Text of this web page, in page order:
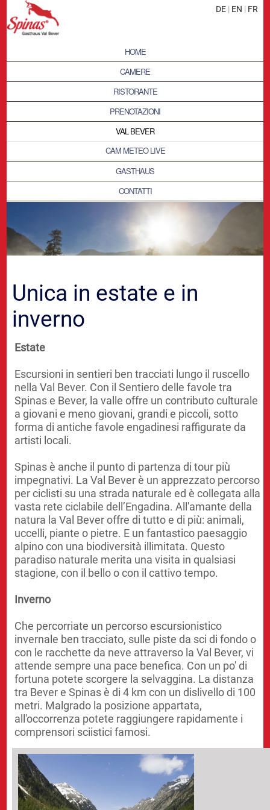
DE | EN | FR
HOME
CAMERE
RISTORANTE
PRENOTAZIONI
VAL BEVER
CAM METEO LIVE
GASTHAUS
CONTATTI
Unica in estate e in
inverno
Estate
Escursioni in sentieri ben tracciati lungo il ruscello
nella Val Bever. Con il Sentiero delle favole tra
Spinas e Bever, la valle offre un contributo culturale
a giovani e meno giovani, grandi e piccoli, sotto
forma di antiche favole engadinesi raffigurate da
artisti locali.
Spinas è anche il punto di partenza di tour più
impegnativi. La Val Bever è un apprezzato percorso
per ciclisti su una strada naturale ed è collegata alla
vasta rete ciclabile dell’Engadina. All'amante della
natura la Val Bever offre di tutto e di più: animali,
uccelli, piante o pietre. E un fantastico paesaggio
alpino con una biodiversità illimitata. Questo
paradiso naturale merita una visita in qualsiasi
stagione, con il bello o con il cattivo tempo.
Inverno
Che percorriate un percorso escursionistico
invernale ben tracciato, sulle piste da sci di fondo o
con le racchette da neve attraverso la Val Bever, vi
attende sempre una pace benefica. Con un po' di
fortuna potete scorgere la selvaggina. La distanza
tra Bever e Spinas è di 4 km con un dislivello di 100
metri. Malgrado la posizione appartata,
all'occorrenza potete raggiungere rapidamente i
comprensori sciistici famosi.